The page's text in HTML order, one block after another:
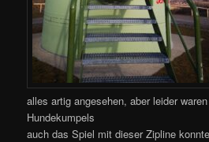
alles artig angesehen, aber leider
Hundekumpels
auch das Spiel mit dieser Zipline